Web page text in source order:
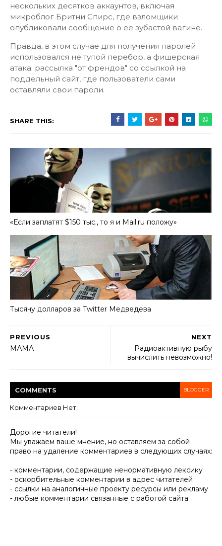
нескольких десятков аккаунтов, включая
микроблог Бритни Спирс, где взломщики
опубликовали сообщение о ее зубастой вагине.
Правда, в этом случае для получения паролей
использовался не тупой перебор, а фишерская
атака: рассылка "от френдов" со ссылкой на
поддельный сайт, где пользователи сами
оставляли свои пароли.
SHARE THIS:
«Если заплатят $150 тыс., то я и Mail.ru положу»
Тысячу долларов за Twitter Медведева
NEXT
Радиоактивную рыбу
вычислить невозможно!
PREVIOUS
МАМА
COMMENTS BLOGGER
Комментариев Нет:
Дорогие читатели!
Мы уважаем ваше мнение, но оставляем за собой
право на удаление комментариев в следующих случаях:
- комментарии, содержащие ненормативную лексику
- оскорбительные комментарии в адрес читателей
- ссылки на аналогичные проекту ресурсы или рекламу
- любые комментарии связанные с работой сайта